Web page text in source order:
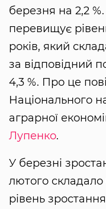
березня на 2,2
перевищує
років, який
за відповідний
4,3 %. Про це
Національного
аграрної
Лупенко.
У березні
лютого
рівень